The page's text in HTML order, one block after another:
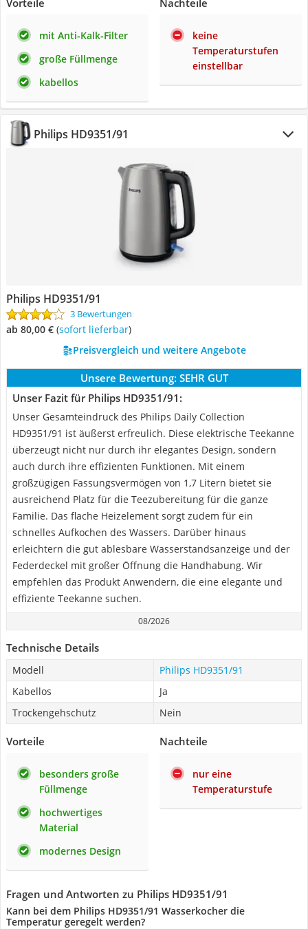
Vorteile
mit Anti-Kalk-Filter
große Füllmenge
kabellos
Nachteile
keine
Temperaturstufen
einstellbar
Philips HD9351/91
Philips HD9351/91
3 Bewertungen
ab 80,00 € ( Sofort lieferbar)
Preisvergleich und weitere Angebote
Unsere Bewertung: SEHR GUT
Unser Fazit für Philips HD9351/91:
Unser Gesamteindruck des Philips Daily Collection
HD9351/91 ist äußerst erfreulich. Diese elektrische Teekanne
überzeugt nicht nur durch ihr elegantes Design, sondern
auch durch ihre effizienten Funktionen. Mit einem
großzügigen Fassungsvermögen von 1,7 Litern bietet sie
ausreichend Platz für die Teezubereitung für die ganze
Familie. Das flache Heizelement sorgt zudem für ein
schnelles Aufkochen des Wassers. Darüber hinaus
erleichtern die gut ablesbare Wasserstandsanzeige und der
Federdeckel mit großer Öffnung die Handhabung. Wir
empfehlen das Produkt Anwendern, die eine elegante und
effiziente Teekanne suchen.
08/2026
Technische Details
Modell
Philips HD9351/91
Kabellos
Ja
Trockengehschutz
Nein
Vorteile
besonders große
Füllmenge
hochwertiges
Material
modernes Design
Nachteile
nur eine
Temperaturstufe
Fragen und Antworten zu Philips HD9351/91
Kann bei dem Philips HD9351/91 Wasserkocher die
Temperatur geregelt werden?